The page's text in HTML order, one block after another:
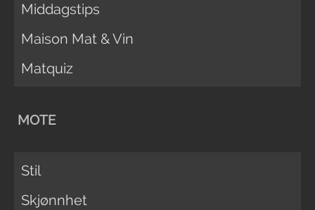
Middagstips
Maison Mat & Vin
Matquiz
MOTE
Stil
Skjønnhet